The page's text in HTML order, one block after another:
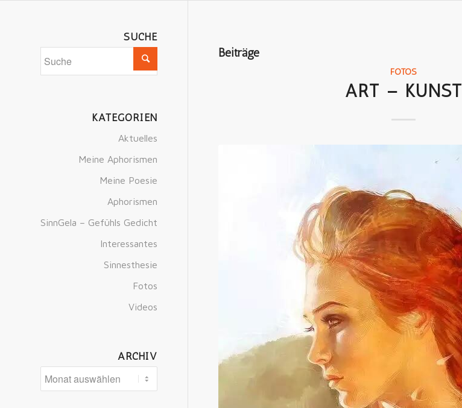
Beiträge
FOTOS
ART – KUNST
SUCHE
KATEGORIEN
Aktuelles
Meine Aphorismen
Meine Poesie
Aphorismen
SinnGela – Gefühls Gedicht
Interessantes
Sinnesthesie
Fotos
Videos
ARCHIV